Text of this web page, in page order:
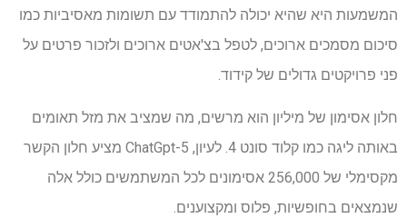
המשמעות היא שהיא יכולה להתמודד עם תשומות מאסיביות כמו
סיכום מסמכים ארוכים, לטפל בצ'אטים ארוכים ולזכור פרטים על
פני פרויקטים גדולים של קידוד.
חלון אסימון של מיליון הוא מרשים, מה שמציב את מזל תאומים
באותה ליגה כמו קלוד סונט 4. לעיון, ChatGpt-5 מציע חלון הקשר
מקסימלי של 256,000 אסימונים לכל המשתמשים כולל אלה
שנמצאים בחופשיות, פלוס ומקצוענים.